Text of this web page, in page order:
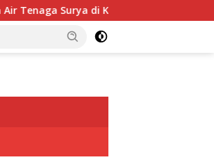
Surya di Kabupaten Samosir